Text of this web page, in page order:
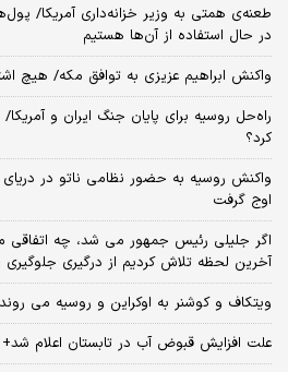
طعنه‌ی‌ همتی به وزیر خزانه‌داری آمریکا/
در حال استفاده از آن‌ها هستیم
واکنش ابراهیم عزیزی به توافق مکه/ هیچ
راه‌حل روسیه برای پایان جنگ ایران و
کرد؟
واکنش روسیه به حضور نظامی ناتو در
اوج گرفت
اگر جلیلی رئیس جمهور می شد، چه اتفاقی
آخرین لحظه تلاش کردیم از درگیری
ویتکاف و کوشنر به اوکراین و روسیه می
علت افزایش قبوض آب در تابستان اعلام شد+